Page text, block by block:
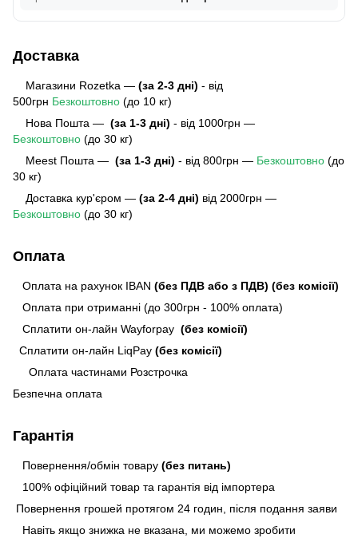
Доставка
Магазини Rozetka — (за 2-3 дні) - від
500грн Безкоштовно (до 10 кг)
Нова Пошта — (за 1-3 дні) - від 1000грн —
Безкоштовно (до 30 кг)
Meest Пошта — (за 1-3 дні) - від 800грн — Безкоштовно (до
30 кг)
Доставка кур'єром — (за 2-4 дні) від 2000грн —
Безкоштовно (до 30 кг)
Оплата
Оплата на рахунок IBAN (без ПДВ або з ПДВ) (без комісії)
Оплата при отриманні (до 300грн - 100% оплата)
Сплатити он-лайн Wayforpay (без комісії)
Сплатити он-лайн LiqPay (без комісії)
Оплата частинами Розстрочка
Безпечна оплата
Гарантія
Повернення/обмін товару (без питань)
100% офіційний товар та гарантія від імпортера
Повернення грошей протягом 24 годин, після подання заяви
Навіть якщо знижка не вказана, ми можемо зробити